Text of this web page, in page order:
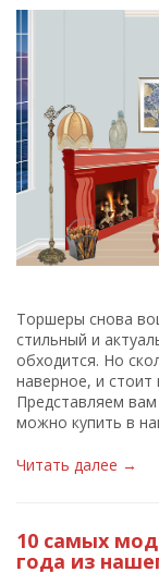
Торшеры снова
стильный и
обходится. Но
наверное, и
Представляем
можно купить в
Читать далее →
10 самых
года из